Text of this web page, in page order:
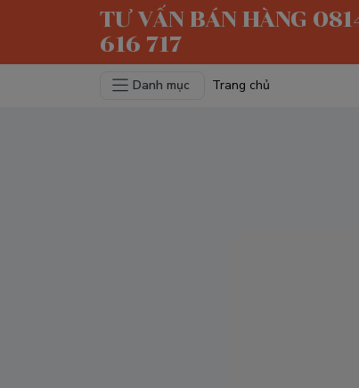
TƯ VẤN BÁN HÀNG
616 717
Danh mục Trang chủ